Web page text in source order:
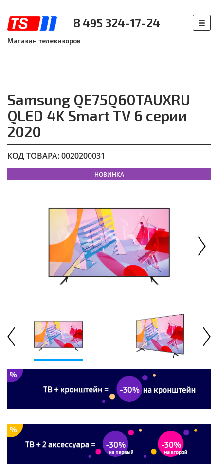
8 495 324-17-24
Магазин телевизоров
Samsung QE75Q60TAUXRU
QLED 4K Smart TV 6 серии
2020
КОД ТОВАРА: 0020200031
НОВИНКА